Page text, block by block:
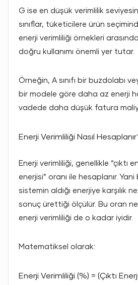
G ise en düşük verimlilik
sınıflar, tüketicilere ürün
enerji verimliliği örnekleri
doğru kullanımı önemli yer tutar.
Örneğin, A sınıfı bir buzdolabı
bir modele göre daha az enerji
vadede daha düşük fatura
Enerji Verimliliği Nasıl
Enerji verimliliği, genellikle “çıktı
enerjisi” oranı ile hesaplanır.
sistemin aldığı enerjiye karşılık
sonuç ürettiği ölçülür. Bu oran
enerji verimliliği de o kadar iyidir.
Matematiksel olarak:
Enerji Verimliliği (%) = (Çıktı